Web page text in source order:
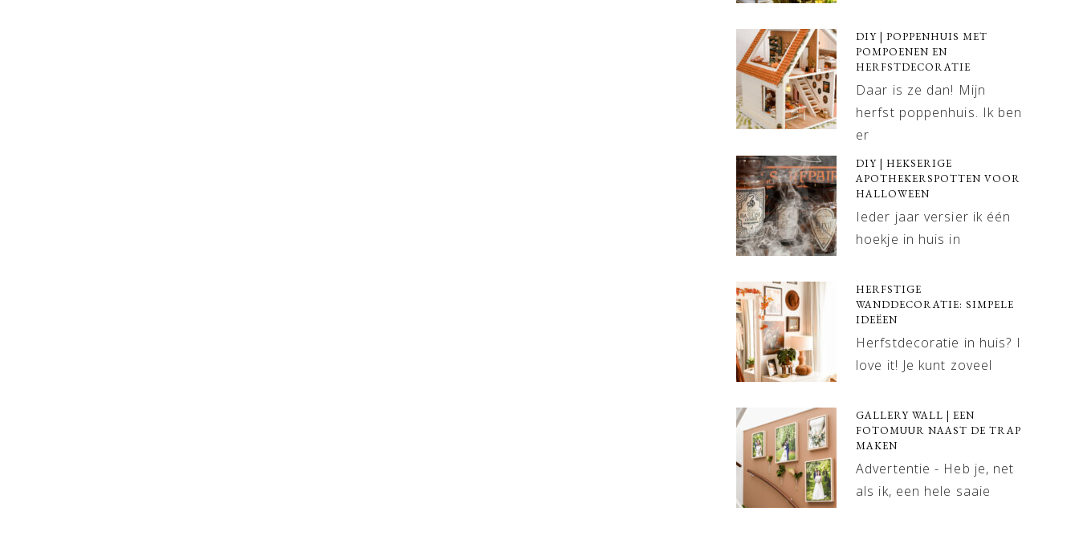
DIY | POPPENHUIS MET
POMPOENEN EN
HERFSTDECORATIE
Daar is ze dan! Mijn
herfst poppenhuis. Ik ben
er
DIY | HEKSERIGE
APOTHEKERSPOTTEN VOOR
HALLOWEEN
Ieder jaar versier ik één
hoekje in huis in
HERFSTIGE
WANDDECORATIE: SIMPELE
IDEËEN
Herfstdecoratie in huis? I
love it! Je kunt zoveel
GALLERY WALL | EEN
FOTOMUUR NAAST DE TRAP
MAKEN
Advertentie - Heb je, net
als ik, een hele saaie